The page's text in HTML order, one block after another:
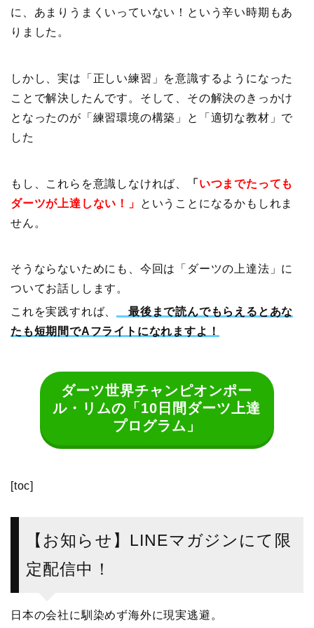
に、あまりうまくいっていない！という辛い時期もあ
りました。
しかし、実は「正しい練習」を意識するようになった
ことで解決したんです。そして、その解決のきっかけ
となったのが「練習環境の構築」と「適切な教材」で
した
もし、これらを意識しなければ、 「 いつまでたっても
ダーツが上達しない！」
ということになるかもしれま
せん。
そうならないためにも、今回は「ダーツの上達法」に
ついてお話しします。
これを実践すれば、
最後まで読んでもらえるとあな
たも短期間でAフライトになれますよ！
ダーツ世界チャンピオンポー
ル・リムの「10日間ダーツ上達
プログラム」
[toc]
【お知らせ】LINEマガジンにて限
定配信中！
日本の会社に馴染めず海外に現実逃避。